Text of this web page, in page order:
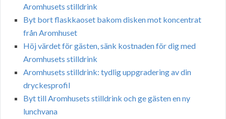
Aromhusets stilldrink
Byt bort flaskkaoset bakom disken mot koncentrat
från Aromhuset
Höj värdet för gästen, sänk kostnaden för dig med
Aromhusets stilldrink
Aromhusets stilldrink: tydlig uppgradering av din
dryckesprofil
Byt till Aromhusets stilldrink och ge gästen en ny
lunchvana